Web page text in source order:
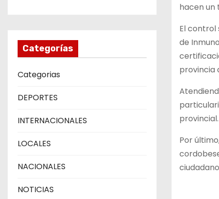
Categorías
Categorias
DEPORTES
INTERNACIONALES
LOCALES
NACIONALES
NOTICIAS
hacen un
El control
de
provincia
provincial.
Por